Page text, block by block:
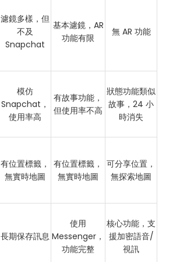
濾鏡多樣，但
不及
Snapchat
基本濾鏡，AR
功能有限
無 AR 功能
模仿
Snapchat，
使用率高
有故事功能，
但使用率不高
狀態功能類似
故事，24 小
時消失
有位置標籤，
無實時地圖
有位置標籤，
無實時地圖
可分享位置，
無探索地圖
長期保存訊息
使用
Messenger，
功能完整
核心功能，支
援加密語音/
視訊